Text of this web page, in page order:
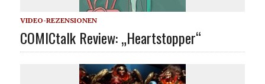
VIDEO-REZENSIONEN
COMICtalk Review: „Heartstopper“